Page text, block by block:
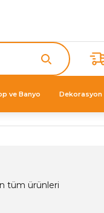
ve Banyo Dekorasyon
tüm ürünleri